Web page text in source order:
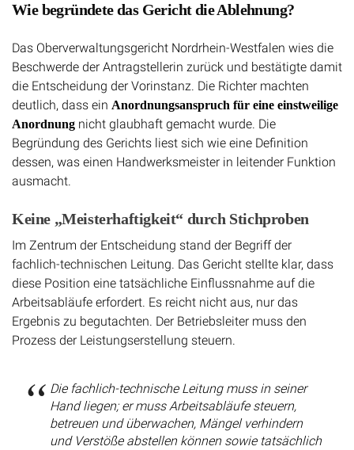
Wie begründete das Gericht die Ablehnung?
Das Oberverwaltungsgericht Nordrhein-Westfalen wies die
Beschwerde der Antragstellerin zurück und bestätigte damit
die Entscheidung der Vorinstanz. Die Richter machten
deutlich, dass ein Anordnungsanspruch für eine einstweilige
Anordnung nicht glaubhaft gemacht wurde. Die
Begründung des Gerichts liest sich wie eine Definition
dessen, was einen Handwerksmeister in leitender Funktion
ausmacht.
Keine „Meisterhaftigkeit“ durch Stichproben
Im Zentrum der Entscheidung stand der Begriff der
fachlich-technischen Leitung. Das Gericht stellte klar, dass
diese Position eine tatsächliche Einflussnahme auf die
Arbeitsabläufe erfordert. Es reicht nicht aus, nur das
Ergebnis zu begutachten. Der Betriebsleiter muss den
Prozess der Leistungserstellung steuern.
Die fachlich-technische Leitung muss in seiner
Hand liegen; er muss Arbeitsabläufe steuern,
betreuen und überwachen, Mängel verhindern
und Verstöße abstellen können sowie tatsächlich